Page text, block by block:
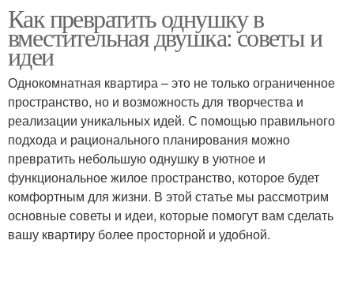
коридора
Мебель для коридора
Как превратить однушку в
вместительная двушка: советы и
идеи
Однокомнатная квартира – это не только ограниченное
пространство, но и возможность для творчества и
реализации уникальных идей. С помощью правильного
подхода и рационального планирования можно
превратить небольшую однушку в уютное и
функциональное жилое пространство, которое будет
комфортным для жизни. В этой статье мы рассмотрим
основные советы и идеи, которые помогут вам сделать
вашу квартиру более просторной и удобной.